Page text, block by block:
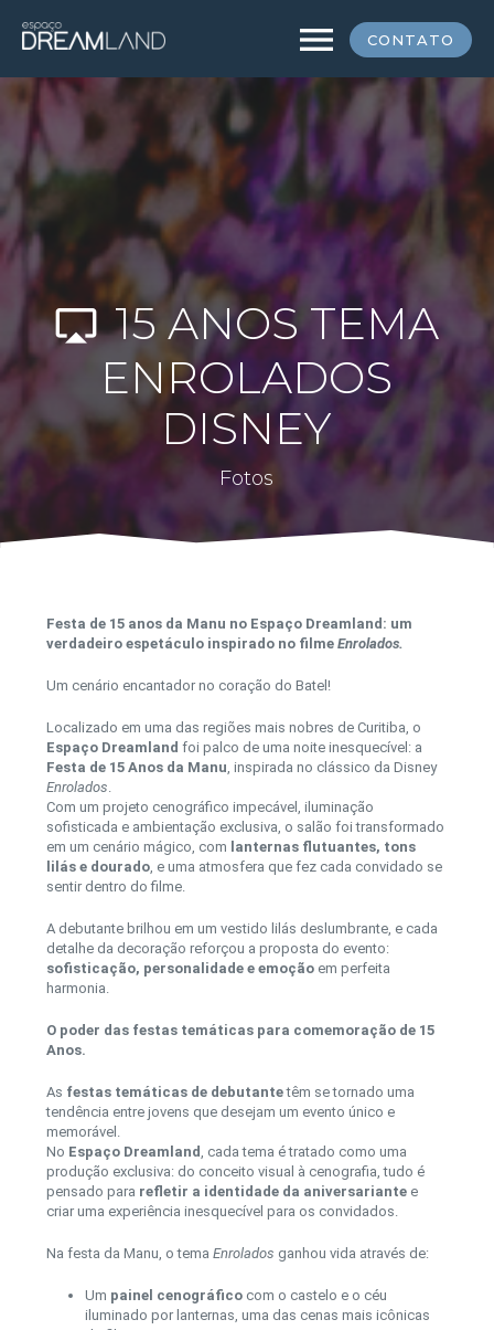
CONTATO
menu
airplay15 ANOS TEMA
ENROLADOS
DISNEY
Fotos
Festa de 15 anos da Manu no Espaço Dreamland: um
verdadeiro espetáculo inspirado no filme Enrolados.
Um cenário encantador no coração do Batel!
Localizado em uma das regiões mais nobres de Curitiba, o
Espaço Dreamland foi palco de uma noite inesquecível: a
Festa de 15 Anos da Manu , inspirada no clássico da Disney
Enrolados
Com um projeto cenográfico impecável, iluminação
sofisticada e ambientação exclusiva, o salão foi transformado
em um cenário mágico, com lanternas flutuantes, tons
lilás e dourado, e uma atmosfera que fez cada convidado se
sentir dentro do filme.
A debutante brilhou em um vestido lilás deslumbrante, e cada
detalhe da decoração reforçou a proposta do evento:
sofisticação, personalidade e emoçãoem perfeita
harmonia.
O poder das festas temáticas para comemoração de 15
Anos.
As festas temáticas de debutantetêm se tornado uma
tendência entre jovens que desejam um evento único e
memorável.
No Espaço Dreamland , cada tema é tratado como uma
produção exclusiva: do conceito visual à cenografia, tudo é
pensado para refletir a identidade da aniversariantee
criar uma experiência inesquecível para os convidados.
Na festa da Manu, o tema Enrolados ganhou vida através de:
Um painel cenográficocom o castelo e o céu
iluminado por lanternas, uma das cenas mais icônicas